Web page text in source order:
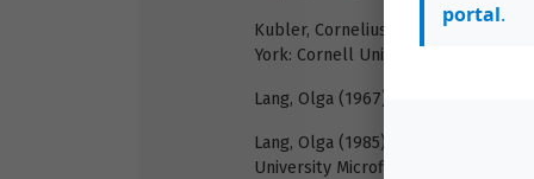
Kubler, Cornelius C (1976).
York: Cornell University Press.
Lang, Olga (1967). Pa Chin and his
Lang, Olga (1985). Writer Pa Chin
University Microfilms International.
portal.